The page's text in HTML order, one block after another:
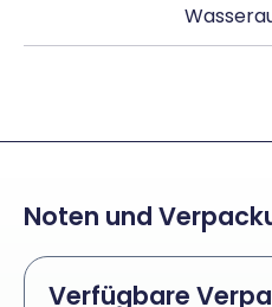
Noten und
Verfügbare